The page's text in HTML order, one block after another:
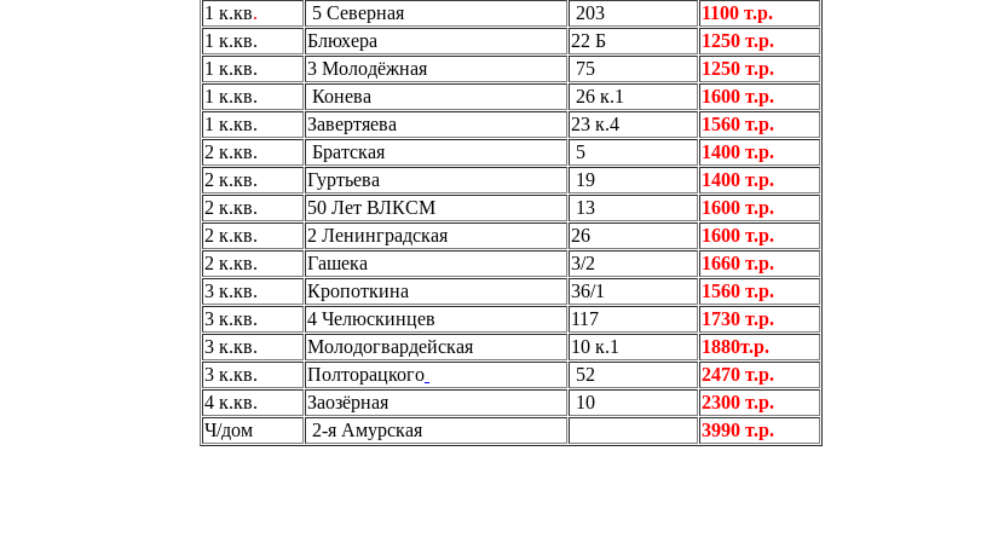
1 к.кв. 5 Северная 203
1100 т.р.
1 к.кв.
Блюхера 22 Б
1250 т.р.
1 к.кв.
3 Молодёжная 75
1250 т.р.
1 к.кв.
Конева 26 к.1
1600 т.р.
1 к.кв.
Завертяева 23 к.4
1560 т.р.
2 к.кв.
Братская 5
1400 т.р.
2 к.кв.
Гуртьева 19
1400 т.р.
2 к.кв.
50 Лет ВЛКСМ 13
1600 т.р.
2 к.кв.
2 Ленинградская 26
1600 т.р.
2 к.кв.
Гашека 3/2
1660 т.р.
3 к.кв.
Кропоткина 36/1
1560 т.р.
3 к.кв.
4 Челюскинцев 117
1730 т.р.
3 к.кв.
Молодогвардейская 10 к.1
1880т.р.
3 к.кв.
Полторацкого 52
2470 т.р.
4 к.кв.
Заозёрная 10
2300 т.р.
Ч/дом
2-я Амурская 3990 т.р.